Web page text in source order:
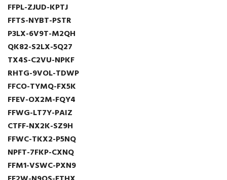
FFPL-ZJUD-KPTJ
FFTS-NYBT-PSTR
P3LX-6V9T-M2QH
QK82-S2LX-5Q27
TX4S-C2VU-NPKF
RHTG-9VOL-TDWP
FFCO-TYMQ-FX5K
FFEV-OX2M-FQY4
FFWG-LT7Y-PAIZ
CTFF-NX2K-SZ9H
FFWC-TKX2-P5NQ
NPFT-7FKP-CXNQ
FFM1-VSWC-PXN9